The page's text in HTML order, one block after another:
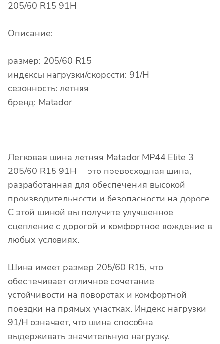
205/60 R15 91H
Описание:
размер: 205/60 R15
индексы нагрузки/скорости: 91/H
сезонность: летняя
бренд: Matador
Легковая шина летняя Matador MP44 Elite 3
205/60 R15 91H - это превосходная шина,
разработанная для обеспечения высокой
производительности и безопасности на дороге.
С этой шиной вы получите улучшенное
сцепление с дорогой и комфортное вождение в
любых условиях.
Шина имеет размер 205/60 R15, что
обеспечивает отличное сочетание
устойчивости на поворотах и комфортной
поездки на прямых участках. Индекс нагрузки
91/H означает, что шина способна
выдерживать значительную нагрузку.